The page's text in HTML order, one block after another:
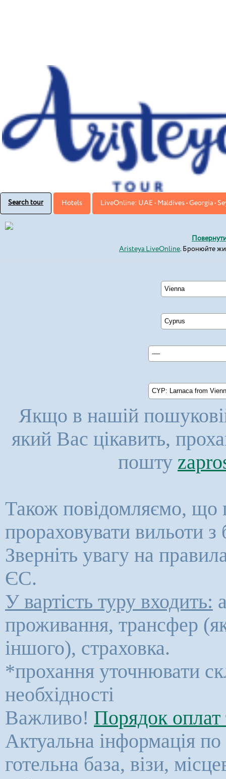
Search tour Hotels LiveOnline: UAE • Maldives • Georgia •
Aristeya LiveOnline. Бронюйте
Vienna
Cyprus
----
CYP: Larnaca from
Якщо в нашій
який Вас цікавить,
пошту
Також повідомляємо, що
прораховувати вильоти
Зверніть увагу на
ЄС.
У вартість туру входить:
проживання, трансфер
іншого), страховка.
*прохання уточнювати
необхідності
Важливо! Порядок оплат
Актуальна інформація по
готельна база, візи,